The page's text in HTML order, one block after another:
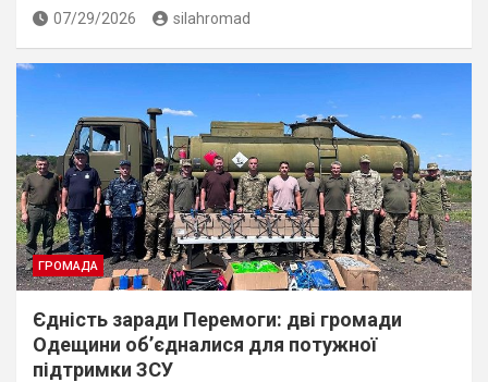
07/29/2026 silahromad
ГРОМАДА
Єдність заради Перемоги: дві громади
Одещини об’єдналися для потужної
підтримки ЗСУ